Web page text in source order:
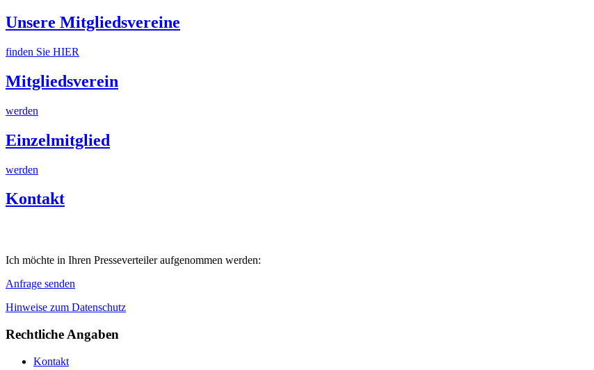
Unsere Mitgliedsvereine
finden Sie HIER
Mitgliedsverein
werden
Einzelmitglied
werden
Kontakt
Ich möchte in Ihren Presseverteiler aufgenommen werden:
Anfrage senden
Hinweise zum Datenschutz
Rechtliche Angaben
Kontakt